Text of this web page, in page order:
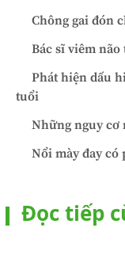
Chông gai đón
Bác sĩ viêm
Phát hiện dấu
tuổi
Những nguy
Nổi mày đay có
Đọc tiếp